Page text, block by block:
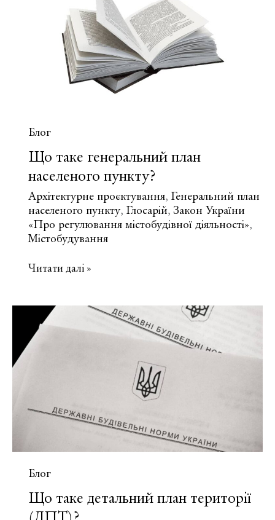
Блог
Що таке генеральний план
населеного пункту?
Архітектурне проєктування, Генеральний план
населеного пункту, Глосарій, Закон України
«Про регулювання містобудівної діяльності»,
Містобудування
Що
план
населеного
пункту?
Читати далі »
Блог
Що таке детальний план території